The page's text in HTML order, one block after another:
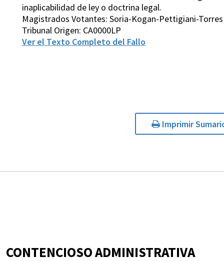
inaplicabilidad de ley o doctrina legal.
Magistrados Votantes: Soria-Kogan-Pettigiani-Torres
Tribunal Origen: CA0000LP
Ver el Texto Completo del Fallo
Imprimir
CONTENCIOSO ADMINISTRATIVA